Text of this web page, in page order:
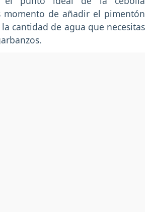
momento de añadir el pimentón
cantidad de agua que necesitas